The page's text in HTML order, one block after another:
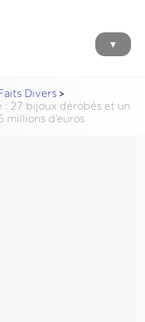
▼
Divers
: 27 bijoux dérobés et un
millions d’euros